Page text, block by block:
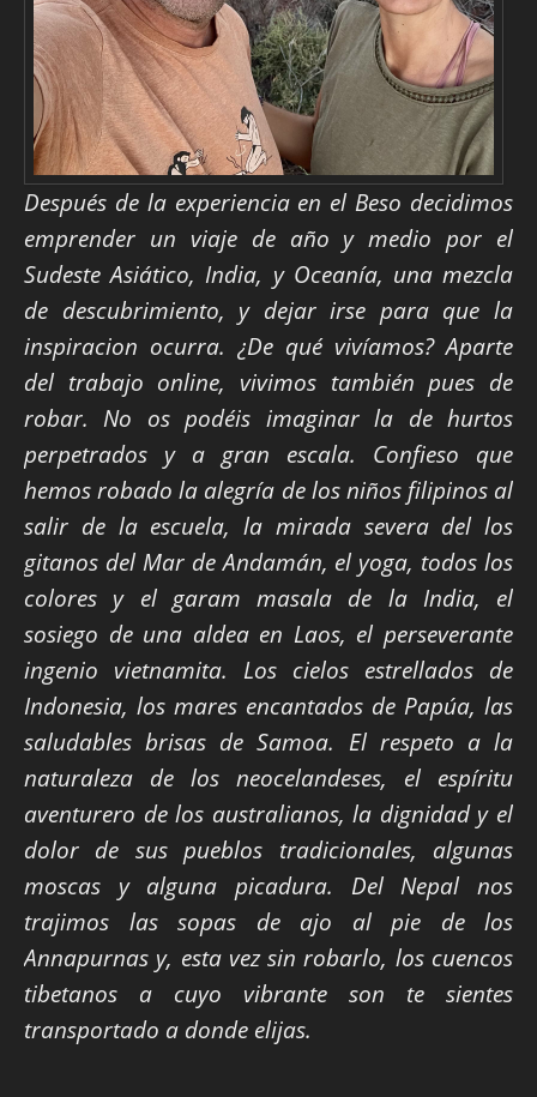
Después de la experiencia en el Beso decidimos
emprender un viaje de año y medio por el
Sudeste Asiático, India, y Oceanía, una mezcla
de descubrimiento, y dejar irse para que la
inspiracion ocurra. ¿De qué vivíamos? Aparte
del trabajo online, vivimos también pues de
robar. No os podéis imaginar la de hurtos
perpetrados y a gran escala. Confieso que
hemos robado la alegría de los niños filipinos al
salir de la escuela, la mirada severa del los
gitanos del Mar de Andamán, el yoga, todos los
colores y el garam masala de la India, el
sosiego de una aldea en Laos, el perseverante
ingenio vietnamita. Los cielos estrellados de
Indonesia, los mares encantados de Papúa, las
saludables brisas de Samoa. El respeto a la
naturaleza de los neocelandeses, el espíritu
aventurero de los australianos, la dignidad y el
dolor de sus pueblos tradicionales, algunas
moscas y alguna picadura. Del Nepal nos
trajimos las sopas de ajo al pie de los
Annapurnas y, esta vez sin robarlo, los cuencos
tibetanos a cuyo vibrante son te sientes
transportado a donde elijas.